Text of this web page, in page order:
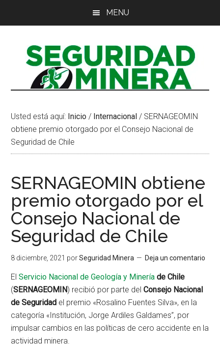
principal
MENU
Usted está aquí: Inicio / Internacional / SERNAGEOMIN
obtiene premio otorgado por el Consejo Nacional de
Seguridad de Chile
SERNAGEOMIN obtiene
premio otorgado por el
Consejo Nacional de
Seguridad de Chile
8 diciembre, 2021 porSeguridad Minera Deja un comentario
ElServicio Nacional de Geología y Minería de Chile
(SERNAGEOMIN) recibió por parte delConsejo Nacional
de Seguridad el premio «Rosalino Fuentes Silva», en la
categoría «Institución, Jorge Ardiles Galdames”, por
impulsar cambios en las políticas de cero accidente en la
actividad minera.